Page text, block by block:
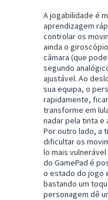
A jogabilidade é
aprendizagem
controlar os
ainda o
câmara (que
segundo
ajustável. Ao
sua equipa, o
rapidamente,
transforme em
nadar pela tinta
Por outro lado, a
dificultar os
lo mais
do GamePad é
o estado do jogo
bastando um
personagem dê